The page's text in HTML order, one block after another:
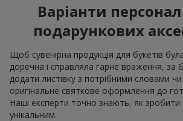
Варіанти
подарункових
Щоб сувенірна продукція для букетів
доречна і справляла гарне враження,
додати листівку з потрібними словами
оригінальне святкове оформлення до
Наші експерти точно знають, як
унікальним.